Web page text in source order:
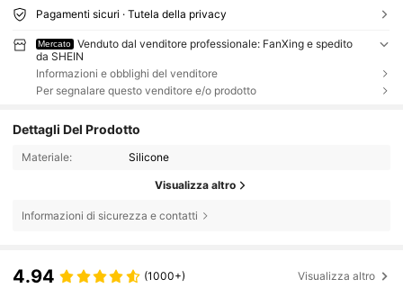
Pagamenti sicuri · Tutela della privacy
Mercato
Venduto dal venditore professionale: FanXing e spedito
da SHEIN
Informazioni e obblighi del venditore
Per segnalare questo venditore e/o prodotto
Dettagli Del Prodotto
Materiale: Silicone
Visualizza altro
Informazioni di sicurezza e contatti
4.94 (1000+) Visualizza altro